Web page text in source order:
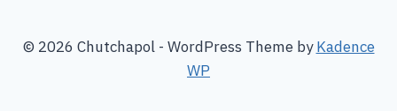
© 2026 Chutchapol - WordPress Theme byKadence
WP